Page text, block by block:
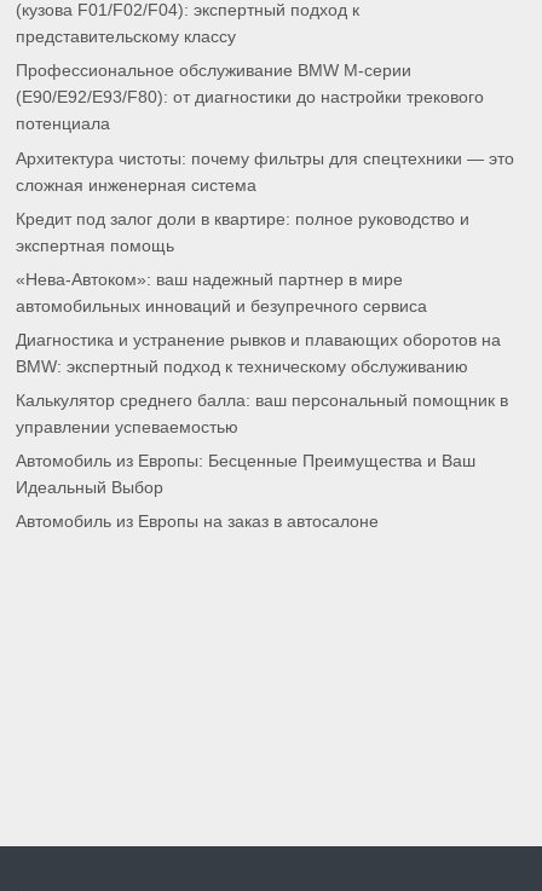
(кузова F01/F02/F04): экспертный подход к
представительскому классу
Профессиональное обслуживание BMW M-серии
(E90/E92/E93/F80): от диагностики до настройки трекового
потенциала
Архитектура чистоты: почему фильтры для спецтехники — это
сложная инженерная система
Кредит под залог доли в квартире: полное руководство и
экспертная помощь
«Нева-Автоком»: ваш надежный партнер в мире
автомобильных инноваций и безупречного сервиса
Диагностика и устранение рывков и плавающих оборотов на
BMW: экспертный подход к техническому обслуживанию
Калькулятор среднего балла: ваш персональный помощник в
управлении успеваемостью
Автомобиль из Европы: Бесценные Преимущества и Ваш
Идеальный Выбор
Автомобиль из Европы на заказ в автосалоне